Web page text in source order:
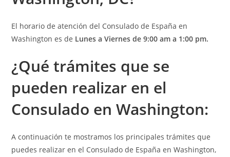
El horario de atención del Consulado de España en
Washington es de Lunes a Viernes de 9:00 am a 1:00 pm.
¿Qué trámites que se
pueden realizar en el
Consulado en Washington:
A continuación te mostramos los principales trámites que
puedes realizar en el Consulado de España en Washington,